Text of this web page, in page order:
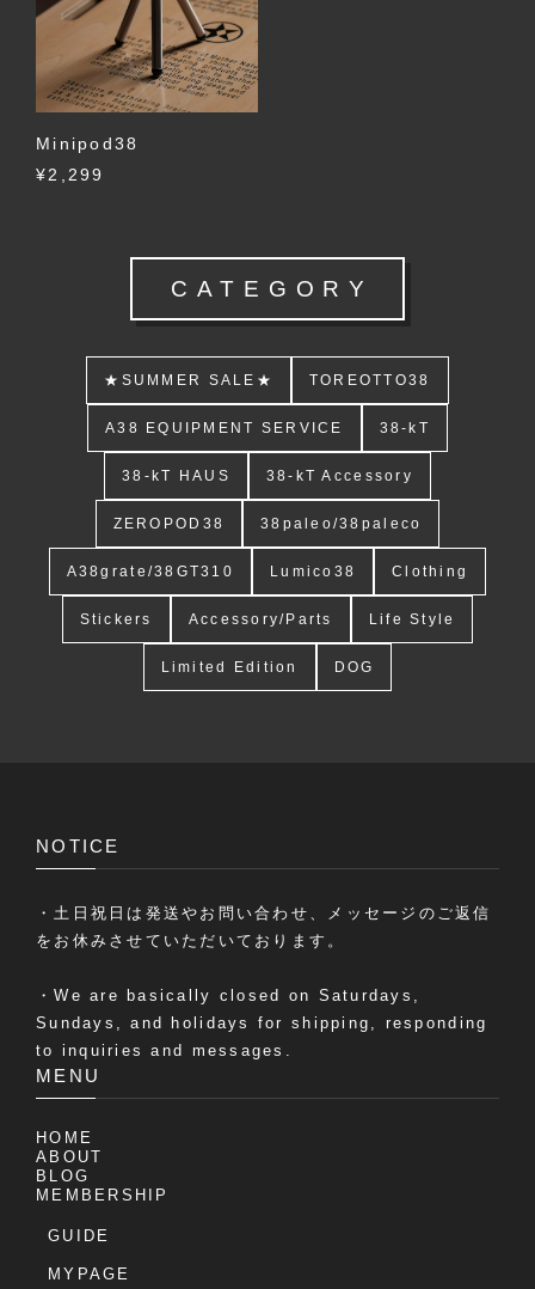
Minipod38
¥2,299
CATEGORY
★SUMMER SALE★ TOREOTTO38
A38 EQUIPMENT SERVICE 38-kT
38-kT HAUS 38-kT Accessory
ZEROPOD38 38paleo/38paleco
A38grate/38GT310 Lumico38 Clothing
Stickers Accessory/Parts Life Style
Limited Edition DOG
NOTICE
・土日祝日は発送やお問い合わせ、メッセージのご返信
をお休みさせていただいております。
・We are basically closed on Saturdays,
Sundays, and holidays for shipping, responding
to inquiries and messages.
MENU
HOME
ABOUT
BLOG
MEMBERSHIP
GUIDE
MYPAGE